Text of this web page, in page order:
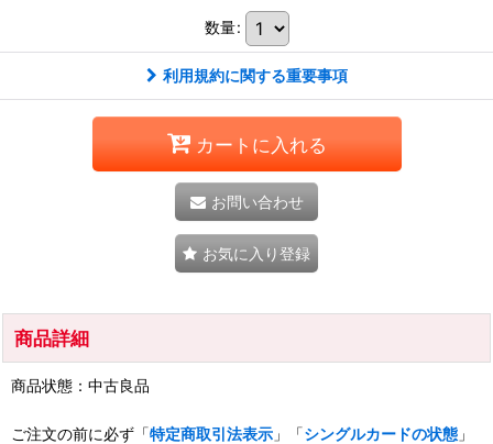
数量:
利用規約に関する重要事項
カートに入れる
お問い合わせ
お気に入り登録
商品詳細
商品状態：中古良品
ご注文の前に必ず「特定商取引法表示 」「シングルカードの状態 」